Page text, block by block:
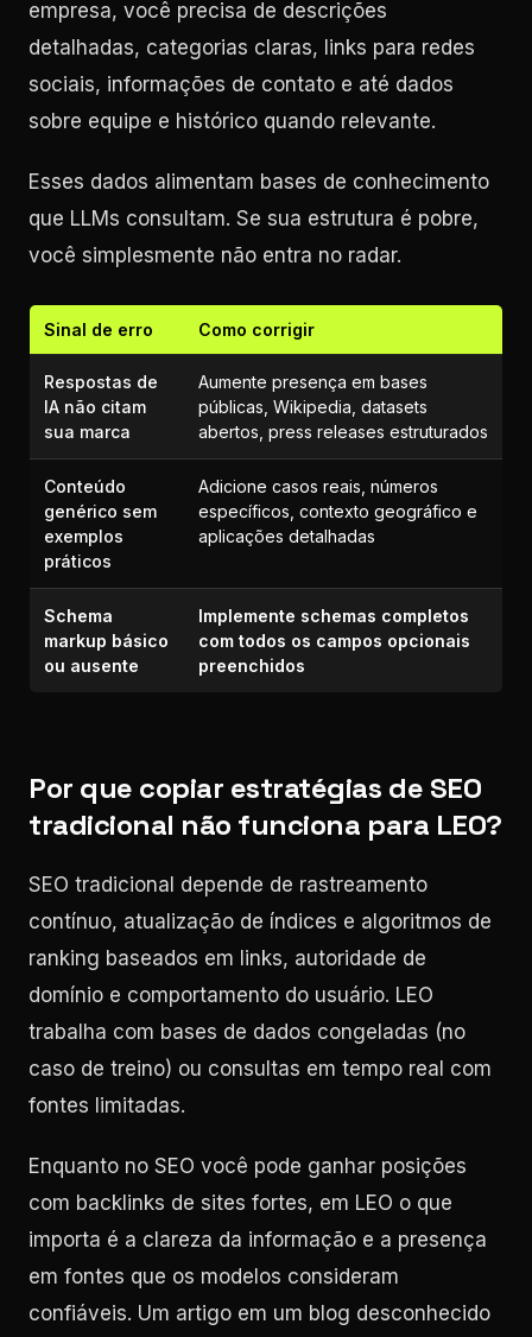
empresa, você precisa de descrições
detalhadas, categorias claras, links para redes
sociais, informações de contato e até dados
sobre equipe e histórico quando relevante.
Esses dados alimentam bases de conhecimento
que LLMs consultam. Se sua estrutura é pobre,
você simplesmente não entra no radar.
Sinal de erro Como corrigir
Respostas de
IA não citam
sua marca
Aumente presença em bases
públicas, Wikipedia, datasets
abertos, press releases estruturados
Conteúdo
genérico sem
exemplos
práticos
Adicione casos reais, números
específicos, contexto geográfico e
aplicações detalhadas
Schema
markup básico
ou ausente
Implemente schemas completos
com todos os campos opcionais
preenchidos
Por que copiar estratégias de SEO
tradicional não funciona para LEO?
SEO tradicional depende de rastreamento
contínuo, atualização de índices e algoritmos de
ranking baseados em links, autoridade de
domínio e comportamento do usuário. LEO
trabalha com bases de dados congeladas (no
caso de treino) ou consultas em tempo real com
fontes limitadas.
Enquanto no SEO você pode ganhar posições
com backlinks de sites fortes, em LEO o que
importa é a clareza da informação e a presença
em fontes que os modelos consideram
confiáveis. Um artigo em um blog desconhecido